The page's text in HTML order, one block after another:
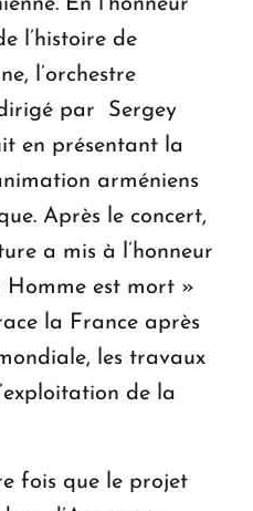
l’histoire de
l’orchestre
par Sergey
en présentant la
arméniens
Après le concert,
a mis à l’honneur
est mort »
la France après
les travaux
de la
fois que le projet